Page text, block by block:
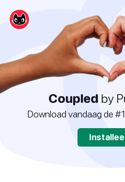
Coupled by
Download vandaag de